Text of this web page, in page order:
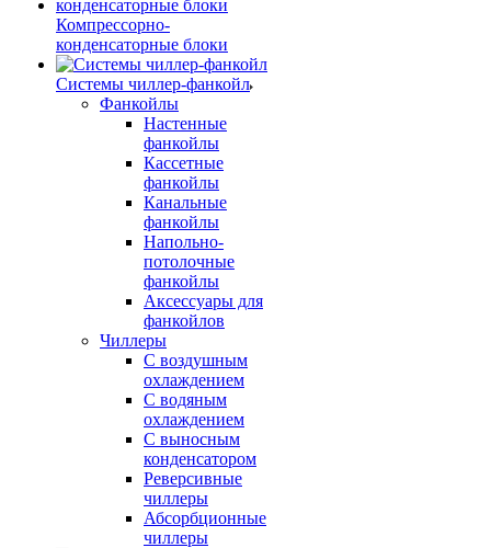
Компрессорно-
конденсаторные блоки
Системы чиллер-фанкойл
Фанкойлы
Настенные
фанкойлы
Кассетные
фанкойлы
Канальные
фанкойлы
Напольно-
потолочные
фанкойлы
Аксессуары для
фанкойлов
Чиллеры
С воздушным
охлаждением
С водяным
охлаждением
С выносным
конденсатором
Реверсивные
чиллеры
Абсорбционные
чиллеры